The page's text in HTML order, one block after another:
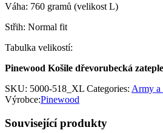
Váha: 760 gramů (velikost L)
Střih: Normal fit
Tabulka velikostí:
Pinewood Košile dřevorubecká
SKU: 5000-518_XL Categories: Army a
Výrobce:Pinewood
Související produkty